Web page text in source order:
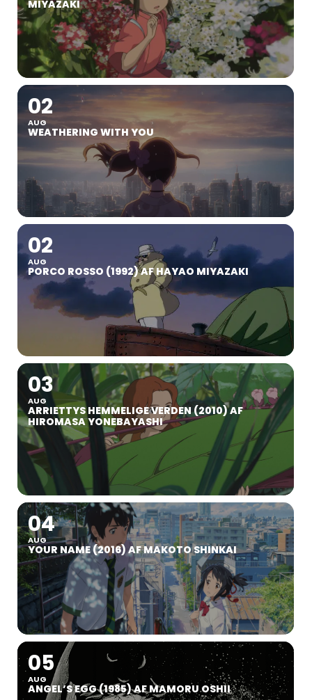
MIYAZAKI
02
AUG
WEATHERING WITH YOU
02
AUG
PORCO ROSSO (1992) AF HAYAO MIYAZAKI
03
AUG
ARRIETTYS HEMMELIGE VERDEN (2010) AF
HIROMASA YONEBAYASHI
04
AUG
YOUR NAME (2016) AF MAKOTO SHINKAI
05
AUG
ANGEL’S EGG (1985) AF MAMORU OSHII